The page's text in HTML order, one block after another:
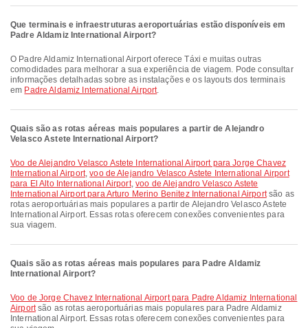
Que terminais e infraestruturas aeroportuárias estão disponíveis em
Padre Aldamiz International Airport?
O Padre Aldamiz International Airport oferece Táxi e muitas outras
comodidades para melhorar a sua experiência de viagem. Pode consultar
informações detalhadas sobre as instalações e os layouts dos terminais
em Padre Aldamiz International Airport.
Quais são as rotas aéreas mais populares a partir de Alejandro
Velasco Astete International Airport?
voo de Alejandro Velasco Astete International Airport para Jorge Chavez
International Airport,voo de Alejandro Velasco Astete International Airport
para El Alto International Airport,voo de Alejandro Velasco Astete
International Airport para Arturo Merino Benitez International Airportsão as
rotas aeroportuárias mais populares a partir de Alejandro Velasco Astete
International Airport. Essas rotas oferecem conexões convenientes para
sua viagem.
Quais são as rotas aéreas mais populares para Padre Aldamiz
International Airport?
voo de Jorge Chavez International Airport para Padre Aldamiz International
Airportsão as rotas aeroportuárias mais populares para Padre Aldamiz
International Airport. Essas rotas oferecem conexões convenientes para